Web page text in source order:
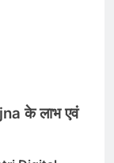
के लाभ एवं